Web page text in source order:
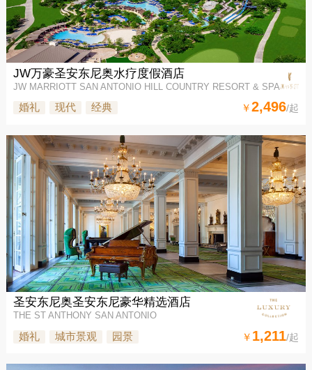
JW万豪圣安东尼奥水疗度假酒店
JW MARRIOTT SAN ANTONIO HILL COUNTRY RESORT & SPA
婚礼 现代 经典 ￥2,496/起
圣安东尼奥圣安东尼豪华精选酒店
THE ST ANTHONY SAN ANTONIO
婚礼 城市景观 园景 ￥ 1,211/起